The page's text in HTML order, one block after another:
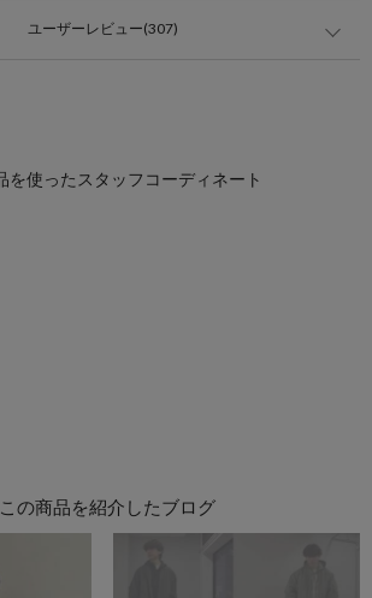
ユーザーレビュー(307)
この商品を紹介したブログ